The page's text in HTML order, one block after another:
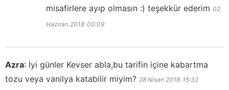
misafirlere ayıp olmasın :) teşekkür ederim 02
Haziran 2018 00:09
Azra: İyi günler Kevser abla,bu tarifin içine kabartma
tozu veya vanilya katabilir miyim? 28 Nisan 2018 15:32